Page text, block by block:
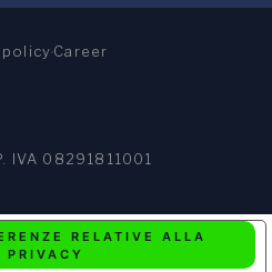
IVA 08291811001
policyCareer
RELATIVE ALLA
PRIVACY